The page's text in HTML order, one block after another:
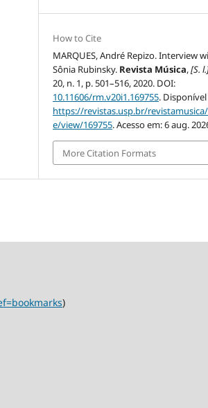
How to Cite
MARQUES, André Repizo. Interview
Sônia Rubinsky. Revista Música,[S.
20, n. 1, p. 501–516, 2020. DOI:
10.11606/rm.v20i1.169755.
https://revistas.usp.br/
e/view/169755. Acesso em: 6 aug.
More Citation Formats
)